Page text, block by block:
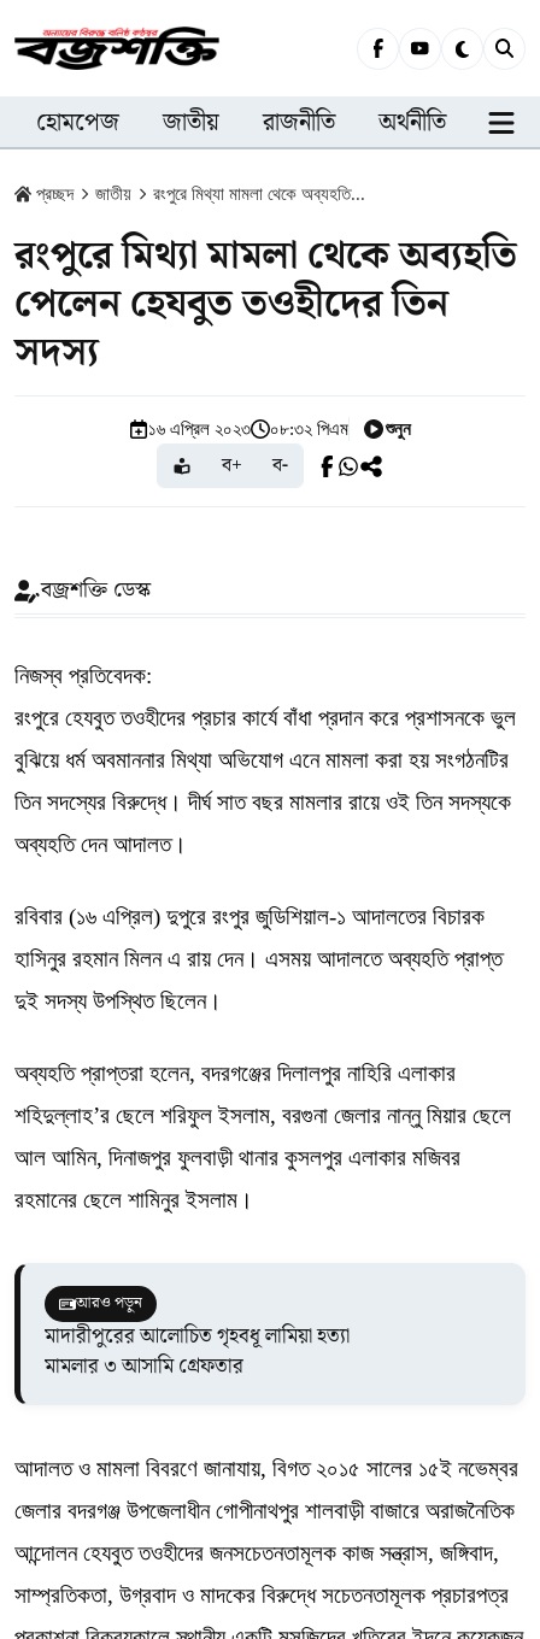
হোমপেজ জাতীয় রাজনীতি অর্থনীতি
প্রচ্ছদ জাতীয় রংপুরে মিথ্যা মামলা থেকে অব্যহতি...
রংপুরে মিথ্যা মামলা থেকে অব্যহতি
পেলেন হেযবুত তওহীদের তিন
সদস্য
১৬ এপ্রিল ২০২৩ ০৮:৩২ পিএম শুনুন
ব+ ব-
বজ্রশক্তি ডেস্ক
নিজস্ব প্রতিবেদক:
রংপুরে হেযবুত তওহীদের প্রচার কার্যে বাঁধা প্রদান করে প্রশাসনকে ভুল
বুঝিয়ে ধর্ম অবমাননার মিথ্যা অভিযোগ এনে মামলা করা হয় সংগঠনটির
তিন সদস্যের বিরুদ্ধে। দীর্ঘ সাত বছর মামলার রায়ে ওই তিন সদস্যকে
অব্যহতি দেন আদালত।
রবিবার (১৬ এপ্রিল) দুপুরে রংপুর জুডিশিয়াল-১ আদালতের বিচারক
হাসিনুর রহমান মিলন এ রায় দেন। এসময় আদালতে অব্যহতি প্রাপ্ত
দুই সদস্য উপস্থিত ছিলেন।
অব্যহতি প্রাপ্তরা হলেন, বদরগঞ্জের দিলালপুর নাহিরি এলাকার
শহিদুল্লাহ’র ছেলে শরিফুল ইসলাম, বরগুনা জেলার নান্নু মিয়ার ছেলে
আল আমিন, দিনাজপুর ফুলবাড়ী থানার কুসলপুর এলাকার মজিবর
রহমানের ছেলে শামিনুর ইসলাম।
আরও পড়ুন
মাদারীপুরের আলোচিত গৃহবধূ লামিয়া হত্যা
মামলার ৩ আসামি গ্রেফতার
আদালত ও মামলা বিবরণে জানাযায়, বিগত ২০১৫ সালের ১৫ই নভেম্বর
জেলার বদরগঞ্জ উপজেলাধীন গোপীনাথপুর শালবাড়ী বাজারে অরাজনৈতিক
আন্দোলন হেযবুত তওহীদের জনসচেতনতামূলক কাজ সন্ত্রাস, জঙ্গিবাদ,
সাম্প্রতিকতা, উগ্রবাদ ও মাদকের বিরুদ্ধে সচেতনতামূলক প্রচারপত্র